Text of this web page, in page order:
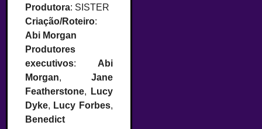
Produtora: SISTER
Criação/Roteiro:
Abi Morgan
Produtores
executivos: Abi
Morgan, Jane
Featherstone,
Lucy
Dyke, Lucy Forbes,
Benedict